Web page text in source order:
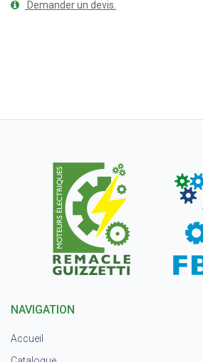
Demander un devis.
NAVIGATION
Accueil